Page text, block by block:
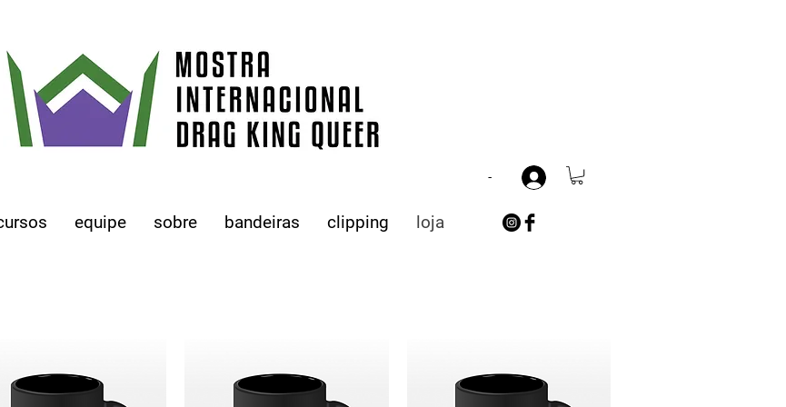
-
equipe sobre bandeiras clipping loja